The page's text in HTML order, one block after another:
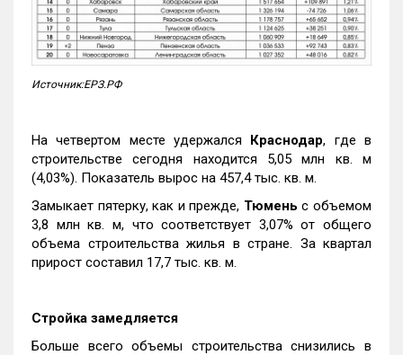
Источник:ЕРЗ.РФ
На четвертом месте удержался Краснодар, где в
строительстве сегодня находится 5,05 млн кв. м
(4,03%). Показатель вырос на 457,4 тыс. кв. м.
Замыкает пятерку, как и прежде, Тюмень с объемом
3,8 млн кв. м, что соответствует 3,07% от общего
объема строительства жилья в стране. За квартал
прирост составил 17,7 тыс. кв. м.
Стройка замедляется
Больше всего объемы строительства снизились в